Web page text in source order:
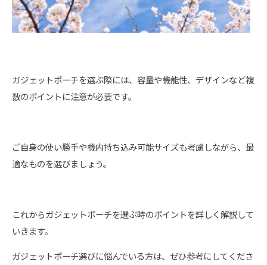
ガジェットポーチを選ぶ際には、容量や機能性、デザインなど複
数のポイントに注意が必要です。
ご自身の使い勝手や機内持ち込み可能サイズも考慮しながら、最
適なものを選びましょう。
これからガジェットポーチを選ぶ時のポイントを詳しく解説して
いきます。
ガジェットポーチ選びに悩んでいる方は、ぜひ参考にしてくださ